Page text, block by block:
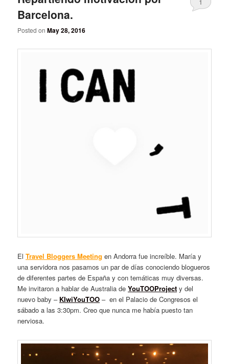
Barcelona.
Posted onMay 28, 2016
1
ElTravel Bloggers Meeting en Andorra fue increíble. María y
una servidora nos pasamos un par de días conociendo blogueros
de diferentes partes de España y con temáticas muy diversas.
Me invitaron a hablar de Australia deYouTOOProject y del
nuevo baby – KIwiYouTOO – en el Palacio de Congresos el
sábado a las 3:30pm. Creo que nunca me había puesto tan
nerviosa.